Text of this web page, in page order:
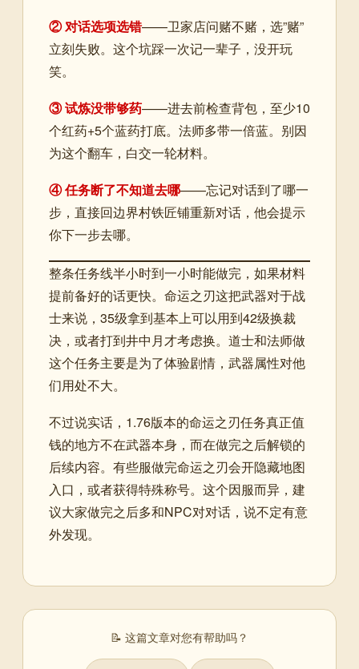
② 对话选项选错——卫家店问赌不赌，选”赌”
立刻失败。这个坑踩一次记一辈子，没开玩
笑。
③ 试炼没带够药——进去前检查背包，至少10
个红药+5个蓝药打底。法师多带一倍蓝。别因
为这个翻车，白交一轮材料。
④ 任务断了不知道去哪——忘记对话到了哪一
步，直接回边界村铁匠铺重新对话，他会提示
你下一步去哪。
整条任务线半小时到一小时能做完，如果材料
提前备好的话更快。命运之刃这把武器对于战
士来说，35级拿到基本上可以用到42级换裁
决，或者打到井中月才考虑换。道士和法师做
这个任务主要是为了体验剧情，武器属性对他
们用处不大。
不过说实话，1.76版本的命运之刃任务真正值
钱的地方不在武器本身，而在做完之后解锁的
后续内容。有些服做完命运之刃会开隐藏地图
入口，或者获得特殊称号。这个因服而异，建
议大家做完之后多和NPC对对话，说不定有意
外发现。
📝 这篇文章对您有帮助吗？